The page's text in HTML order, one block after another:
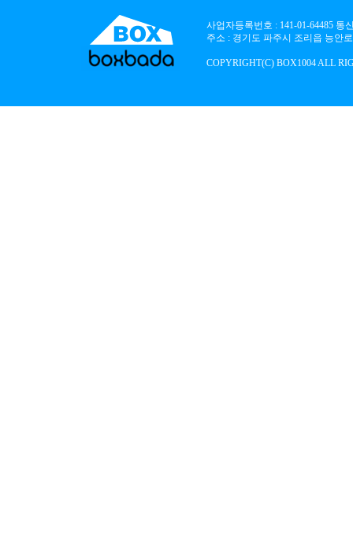
사업자등록번호 : 141-01-64485
주소 : 경기도 파주시 조리읍 능안
COPYRIGHT(C) BOX1004 ALL